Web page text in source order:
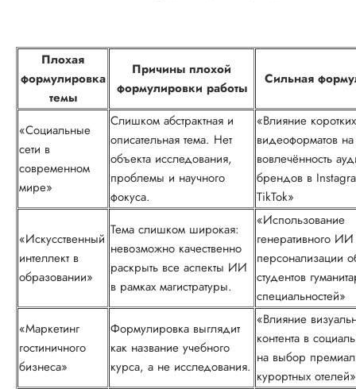
Плохая
формулировка
темы
Причины плохой
формулировки работы
Сильная
«Социальные
сети в
современном
мире»
Слишком абстрактная и
описательная тема. Нет
объекта исследования,
проблемы и научного
фокуса.
«Влияние коротких
видеоформатов на
вовлечённость
брендов в
TikTok»
«Искусственный
интеллект в
образовании»
Тема слишком широкая:
невозможно качественно
раскрыть все аспекты ИИ
в рамках магистратуры.
«Использование
генеративного
персонализации
студентов
специальностей»
«Маркетинг
гостиничного
бизнеса»
Формулировка выглядит
как название учебного
курса, а не исследования.
«Влияние
контента в
на выбор
курортных